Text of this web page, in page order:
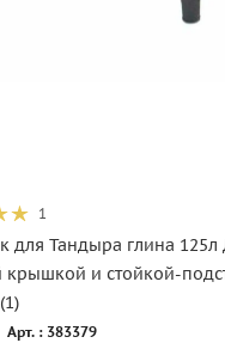
1
для Тандыра глина 125л
крышкой и стойкой-
Арт. : 383379